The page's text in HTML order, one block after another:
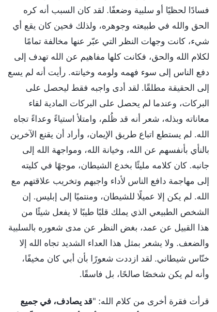
فسادًا لحظيًا أو سلبية وضعفًا. لقد كان السبب أنه كره
الحق والله في طبيعته وجوهره، ولذلك فحين كان يقع أي
شيء، كانت وجهات النظر التي عبّر عنها مخالفة تمامًا
لكلام الله والحق، فكانت كلها مفاهيم عن الله تهدف إلى
دفع الناس إلى سوء فهمه ولومه وخيانته. رأيت أنه لم يسع
إلى الحقيقة مطلقًا. لقد أدى واجبه فقط ليحصل على
البركات، وعندما لم يحصل على البركات المادية لقاء
معاناته وبذله، شعر أنه قد ظُلم، وامتلأ استياءً وعداءً تجاه
الله. لم يستطع اتباع طريق الإيمان، وأراد أن يقنع الآخرين
بالنأي بأنفسهم عن الله، وخيانة الله، ومواجهة الله إلى
جانبه. كان كلامه مليئًا بخدع الشيطان، موجهًا في كليته
إلى مهاجمة دافع الناس لأداء واجبهم وتخريب علاقتهم مع
الله. لم يكن إلا عميلًا للشيطان، ومنتميًا إلى إبليس. إن
الشخص الطبيعي الذي يملك قلبًا طيبًا لا يفعل شيئًا من
هذا القبيل عن عمد، بغض النظر عن مدى شعوره بالسلبية
والضعف. ولا يشعر بمثل هذا العداء الشديد تجاه الله إلا
خنّاس شيطاني. لقد ازددت شعورًا بأن أبي كان مخيفًا،
وأنه لم يكن شخصًا صالحًا، بل فاسقًا.
قرأت فقرة أخرى من كلام الله: "قد يصادف، في جميع